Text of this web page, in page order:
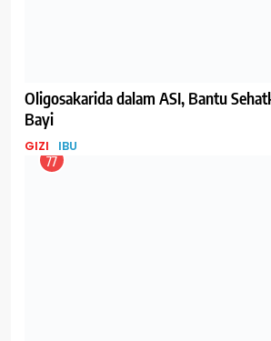
Lagi Viral, Mengubah ASI Perah
Tanggapan dari IDAI
BISNIS IBU
82